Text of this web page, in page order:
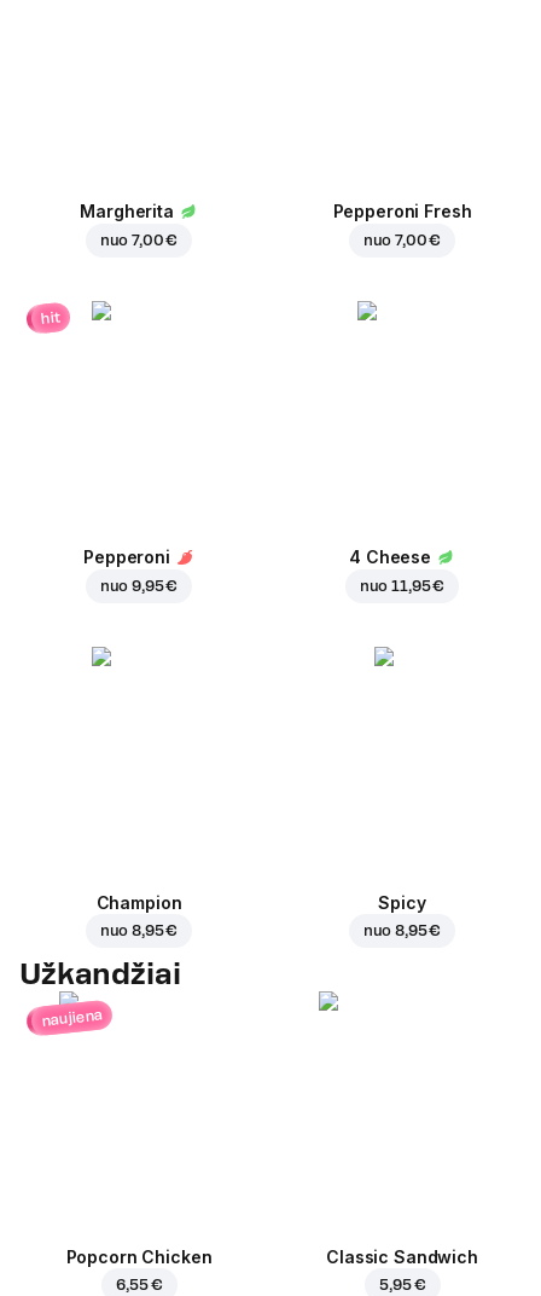
Margherita
nuo7,00 €
Pepperoni Fresh
nuo7,00 €
hit
Pepperoni
nuo9,95 €
4 Cheese
nuo11,95 €
Champion
nuo8,95 €
Spicy
nuo8,95 €
Užkandžiai
naujiena
Popcorn Chicken
6,55 €
Classic Sandwich
5,95 €